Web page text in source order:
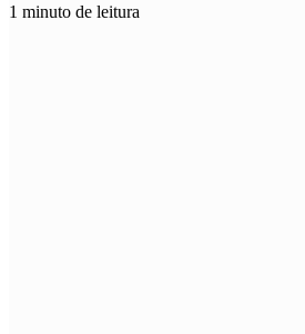
1 minuto de leitura